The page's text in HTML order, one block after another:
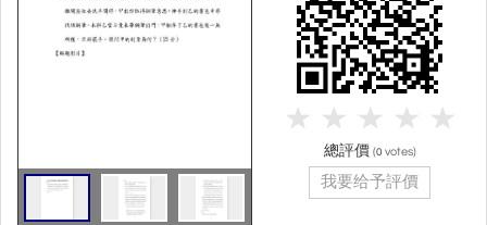
總評價 (0 votes)
我要给予評價